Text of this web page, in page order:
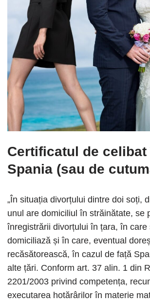
Certificatul de celibat
Spania (sau de
„În situația divorțului dintre doi soți,
unul are domiciliul în străinătate, se
înregistrării divorțului în țara, în care
domiciliază și în care, eventual
recăsătorească, în cazul de față
alte țări. Conform art. 37 alin. 1 din
2201/2003 privind competența,
executarea hotărârilor în materie